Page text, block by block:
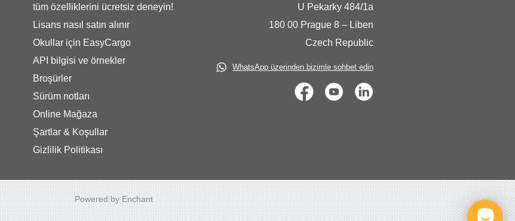
tüm özelliklerini ücretsiz deneyin!
Lisans nasıl satın alınır
Okullar için EasyCargo
API bilgisi ve örnekler
Broşürler
Sürüm notları
Online Mağaza
Şartlar & Koşullar
Gizlilik Politikası
U Pekarky 484/1a
180 00 Prague 8 – Liben
Czech Republic
WhatsApp üzerinden bizimle sohbet edin
Powered by Enchant